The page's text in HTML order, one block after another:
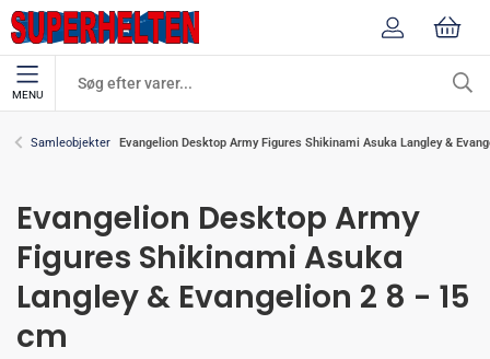
MENU
Samleobjekter Evangelion Desktop Army Figures Shikinami Asuka Langley &
Evangelion Desktop Army
Figures Shikinami Asuka
Langley & Evangelion 2 8 - 15
cm